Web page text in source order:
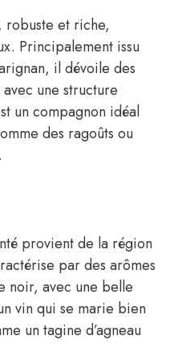
robuste et riche,
Principalement issu
il dévoile des
une structure
un compagnon idéal
des ragoûts ou
provient de la région
par des arômes
noir, avec une belle
vin qui se marie bien
un tagine d’agneau